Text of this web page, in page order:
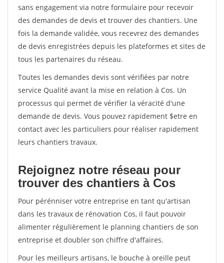
sans engagement via notre formulaire pour recevoir
des demandes de devis et trouver des chantiers. Une
fois la demande validée, vous recevrez des demandes
de devis enregistrées depuis les plateformes et sites de
tous les partenaires du réseau.
Toutes les demandes devis sont vérifiées par notre
service Qualité avant la mise en relation à Cos. Un
processus qui permet de vérifier la véracité d'une
demande de devis. Vous pouvez rapidement $etre en
contact avec les particuliers pour réaliser rapidement
leurs chantiers travaux.
Rejoignez notre réseau pour
trouver des chantiers à Cos
Pour pérénniser votre entreprise en tant qu'artisan
dans les travaux de rénovation Cos, il faut pouvoir
alimenter régulièrement le planning chantiers de son
entreprise et doubler son chiffre d'affaires.
Pour les meilleurs artisans, le bouche à oreille peut